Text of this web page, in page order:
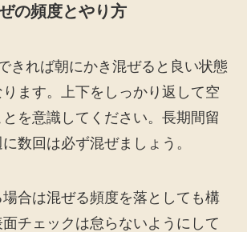
の頻度とやり方
きれば朝にかき混ぜると良い状態
ます。上下をしっかり返して空
を意識してください。長期間留
数回は必ず混ぜましょう。
合は混ぜる頻度を落としても構
チェックは怠らないようにして